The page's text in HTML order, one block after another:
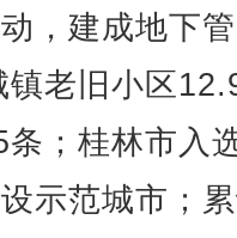
，建成地下
老旧小区
；桂林市入
示范城市；